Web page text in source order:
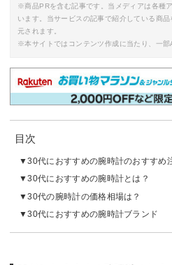
※商品PRを含む記事です。当メディアは各種
います。当サービスの記事で紹介している商
元されます。
※本サイトではコンテンツ作成に当たり、一部
目次
30代におすすめの腕時計のおすすめ
30代におすすめの腕時計とは？
30代の腕時計の価格相場は？
30代におすすめの腕時計ブランド